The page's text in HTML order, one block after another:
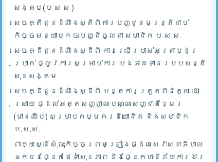
សង្គម(ប.ស.ស.)
សេចក្តីជូនដំណឹងស្តីពីការបញ្ជូនមន្រ្តីជាប់
កិច្ចសន្យាមកចុះបញ្ជីចូលជា សមាជិក ប.ស.ស.
សេចក្ដីជូនដំណឹងស្ដីពី ការប្រើប្រាស់អត្រាប្ដូរ
ប្រាក់ ផ្លូវការសម្រាប់ការ បង់ភាគទានរបបសន្តិ
សុខសង្គម
សេចក្ដីជូនដំណឹងស្ដីពី បន្តការត្រួតពិនិត្យ ដោះ
ស្រាយ ផ្ដល់អត្តសញ្ញាណបណ្ណសញ្ជាតិខ្មែរ
(មានឈីប) សម្រាប់កម្មករនិយោជិត និងសមាជិក
ប.ស.ស.
ពាក្យស្នើសុំចុះកិច្ចព្រមព្រៀងផ្ដល់សេវាសុខាភិបាល
ឯកជនផ្នែកថែទាំសុខភាព និងផ្នែកហានិភ័យការងារ